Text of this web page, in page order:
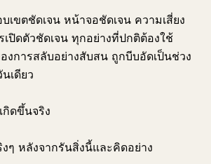
เขตชัดเจน หน้าจอชัดเจน ความเสี่ยง
ปิดตัวชัดเจน ทุกอย่างที่ปกติต้องใช้
งการสลับอย่างสับสน ถูกบีบอัดเป็นช่วง
เดียว
กิดขึ้นจริง
ๆ หลังจากรันสิ่งนี้และคิดอย่าง